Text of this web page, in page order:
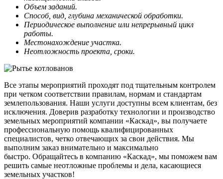
Объем заданий.
Способ, вид, глубина механической обработки.
Периодическое выполнение или непрерывный цикл
работы.
Местонахождение участка.
Неотложность проекта, сроки.
Все этапы мероприятий проходят под тщательным контролем
при четком соответствии правилам, нормам и стандартам
землепользования. Наши услуги доступны всем клиентам, без
исключения. Доверив разработку технологии и производство
земельных мероприятий компании «Каскад», вы получаете
профессиональную помощь квалифицированных
специалистов, четко отвечающих за свои действия. Мы
выполним заказ внимательно и максимально
быстро. Обращайтесь в компанию «Каскад», мы поможем вам
решить самые неотложные проблемы и дела, касающиеся
земельных участков!